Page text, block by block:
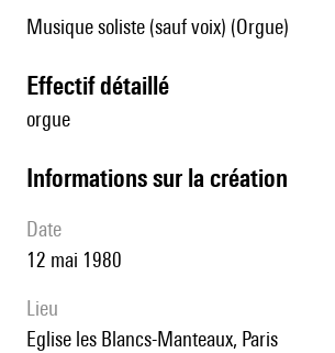
Musique soliste (sauf voix) (Orgue)
effectif détaillé
orgue
informations sur la création
date
12 mai 1980
lieu
Eglise les Blancs-Manteaux, Paris